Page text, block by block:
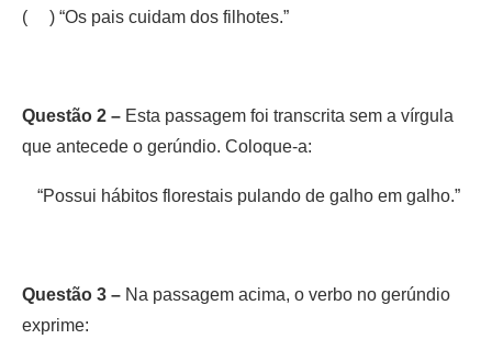
( ) “Os pais cuidam dos filhotes.”
Questão 2 – Esta passagem foi transcrita sem a vírgula
que antecede o gerúndio. Coloque-a:
“Possui hábitos florestais pulando de galho em galho.”
Questão 3 – Na passagem acima, o verbo no gerúndio
exprime: